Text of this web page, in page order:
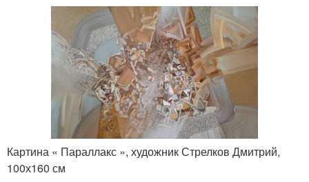
Картина « Параллакс », художник Стрелков Дмитрий,
100х160 см